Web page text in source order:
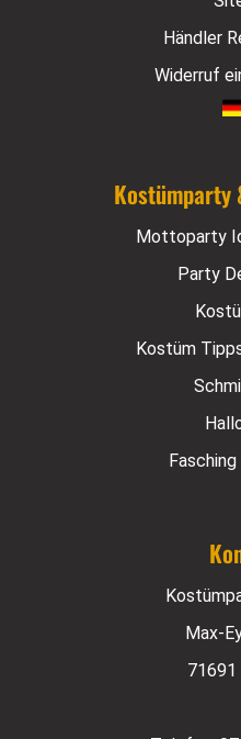
Händler
Widerruf
Kostümparty
Mottoparty
Party
Kostüm
Max-
71691